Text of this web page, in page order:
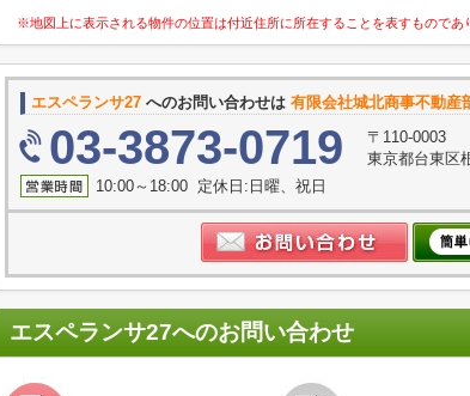
※地図上に表示される物件の位置は付近住所に所在することを表すものであ
エスペランサ27 へのお問い合わせは 有限会社城北商事不動産
03-3873-0719
〒110-0003
東京都台東区
10:00～18:00 定休日:日曜、祝日
エスペランサ27へのお問い合わせ